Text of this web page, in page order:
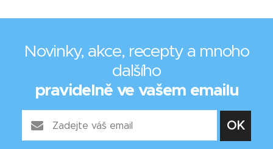
Novinky, akce, recepty a mnoho
dalšího
pravidelně ve vašem emailu